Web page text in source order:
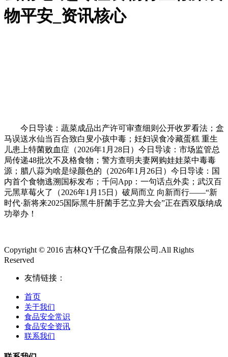
物平安_资讯核心
今日导读：蔬菜成品出产许可审查细则公开收罗看法；盒
马误送水仙当百合致白叟小孩中毒；妊妇误食冷藏蛋糕 重生
儿患上特菌败血症（2026年1月28日）今日导读：市场监管总
局传递48批次不及格食物；警方查明夫妻网购娃娃菜中毒毒
源；腊八蒜为啥是绿颜色的（2026年1月26日）今日导读：国
内首个食物逃溯国标发布；千问App：一句话点外卖；武汉百
元黑草莓火了（2026年1月15日）破局而立 向新而行——“新
时代·新将来2025国际黑牛肝菌手艺立异大会”正在西双版纳成
功举办！
Copyright © 2016 吉林QY千亿食品有限公司.All Rights
Reserved
友情链接：
首页
关于我们
食品安全常识
食品安全资讯
联系我们